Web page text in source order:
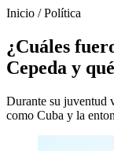
Inicio /Política
¿Cuáles
Cepeda y
Durante su juventud
como Cuba y la